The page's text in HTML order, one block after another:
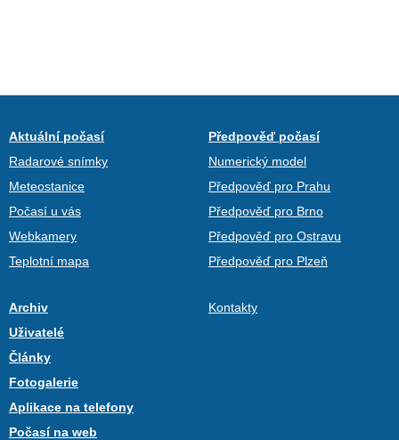
Aktuální počasí
Radarové snímky
Meteostanice
Počasí u vás
Webkamery
Teplotní mapa
Předpověď počasí
Numerický model
Předpověď pro Prahu
Předpověď pro Brno
Předpověď pro Ostravu
Předpověď pro Plzeň
Archiv
Uživatelé
Články
Fotogalerie
Aplikace na telefony
Počasí na web
Kontakty